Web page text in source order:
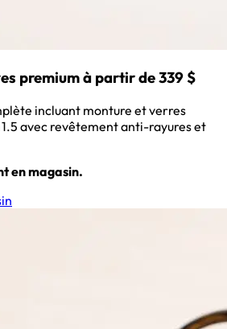
premium à partir de 339 $
incluant monture et verres
avec revêtement anti-rayures et
en magasin.